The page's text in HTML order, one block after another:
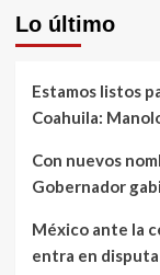
Lo último
Estamos listos
Coahuila:
Con nuevos
Gobernador
México ante la
entra en